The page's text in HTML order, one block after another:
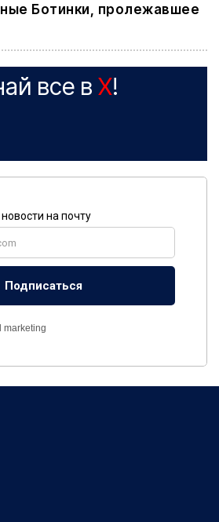
Ботинки, пролежавшее
все в X!